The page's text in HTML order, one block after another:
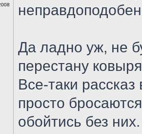
Да ладно уж, не
перестану
Все-таки
просто
обойтись без